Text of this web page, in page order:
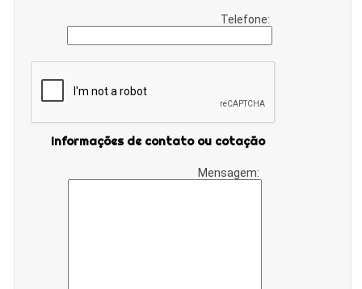
Telefone:
Informações de contato ou cotação
Mensagem: